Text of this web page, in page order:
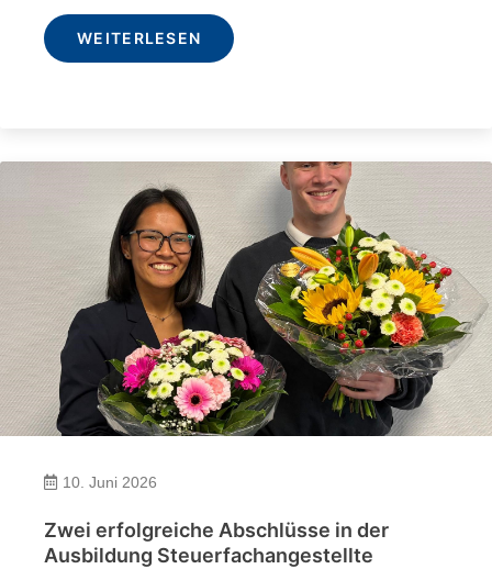
WEITERLESEN
10. Juni 2026
Zwei erfolgreiche Abschlüsse in der
Ausbildung Steuerfachangestellte